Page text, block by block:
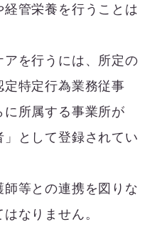
管栄養を行うことは
を行うには、所定の
特定行為業務従事
所属する事業所が
」として登録されてい
等との連携を図りな
なりません。